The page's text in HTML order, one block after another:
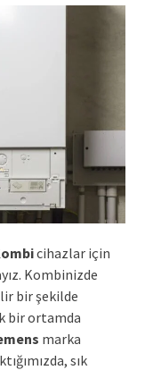
cihazlar için
Kombinizde
bir şekilde
bir ortamda
marka
sık